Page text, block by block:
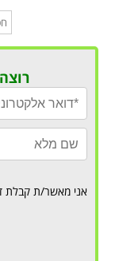
אני מאשר/ת קבלת